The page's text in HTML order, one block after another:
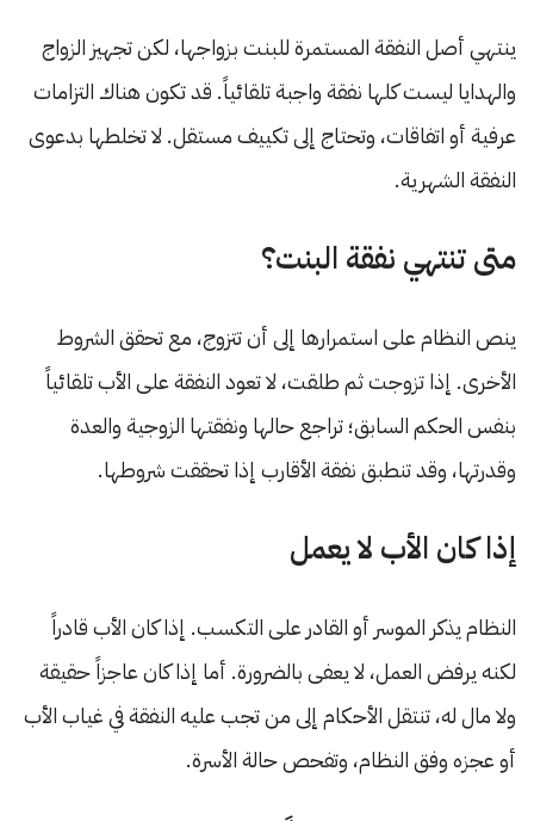
ينتهي أصل النفقة المستمرة للبنت بزواجها، لكن تجهيز الزواج
والهدايا ليست كلها نفقة واجبة تلقائياً. قد تكون هناك التزامات
عرفية أو اتفاقات، وتحتاج إلى تكييف مستقل. لا تخلطها بدعوى
النفقة الشهرية.
متى تنتهي نفقة البنت؟
ينص النظام على استمرارها إلى أن تتزوج، مع تحقق الشروط
الأخرى. إذا تزوجت ثم طلقت، لا تعود النفقة على الأب تلقائياً
بنفس الحكم السابق؛ تراجع حالها ونفقتها الزوجية والعدة
وقدرتها، وقد تنطبق نفقة الأقارب إذا تحققت شروطها.
إذا كان الأب لا يعمل
النظام يذكر الموسر أو القادر على التكسب. إذا كان الأب قادراً
لكنه يرفض العمل، لا يعفى بالضرورة. أما إذا كان عاجزاً حقيقة
ولا مال له، تنتقل الأحكام إلى من تجب عليه النفقة في غياب الأب
أو عجزه وفق النظام، وتفحص حالة الأسرة.